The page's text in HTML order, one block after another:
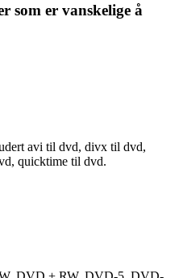
som er vanskelige å
avi til dvd, divx til dvd,
quicktime til dvd.